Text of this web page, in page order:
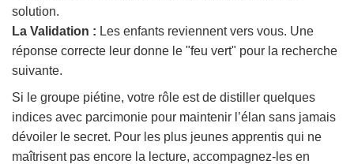
solution.
La Validation : Les enfants reviennent vers vous. Une
réponse correcte leur donne le "feu vert" pour la recherche
suivante.
Si le groupe piétine, votre rôle est de distiller quelques
indices avec parcimonie pour maintenir l’élan sans jamais
dévoiler le secret. Pour les plus jeunes apprentis qui ne
maîtrisent pas encore la lecture, accompagnez-les en